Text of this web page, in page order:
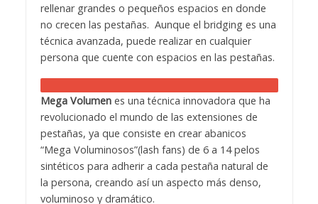
rellenar grandes o pequeños espacios en donde
no crecen las pestañas. Aunque el bridging es una
técnica avanzada, puede realizar en cualquier
persona que cuente con espacios en las pestañas.
Mega Volumenes una técnica innovadora que ha
revolucionado el mundo de las extensiones de
pestañas, ya que consiste en crear abanicos
“Mega Voluminosos”(lash fans) de 6 a 14 pelos
sintéticos para adherir a cada pestaña natural de
la persona, creando así un aspecto más denso,
voluminoso y dramático.